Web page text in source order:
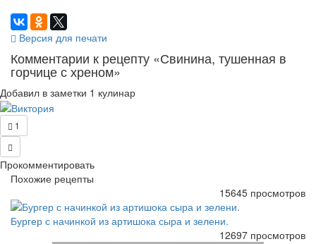
Версия для печати
Комментарии к рецепту «Свинина, тушенная в
горчице с хреном»
Добавил в заметки 1 кулинар
1
Прокомментировать
Похожие рецепты
15645 просмотров
Бургер с начинкой из артишока сыра и зелени.
12697 просмотров